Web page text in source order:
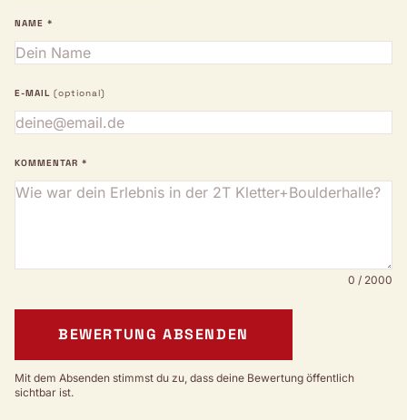
NAME *
E-MAIL (optional)
KOMMENTAR *
0 / 2000
BEWERTUNG ABSENDEN
Mit dem Absenden stimmst du zu, dass deine Bewertung öffentlich
sichtbar ist.